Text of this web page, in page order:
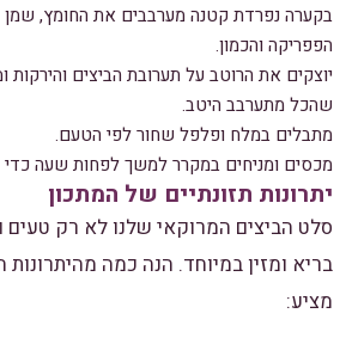
בקערה נפרדת קטנה מערבבים את החומץ, שמן
הפפריקה והכמון.
יוצקים את הרוטב על תערובת הביצים והירקות
שהכל מתערבב היטב.
מתבלים במלח ופלפל שחור לפי הטעם.
מכסים ומניחים במקרר למשך לפחות שעה
יתרונות תזונתיים של המתכון
סלט הביצים המרוקאי שלנו לא רק
בריא ומזין במיוחד. הנה כמה מהיתרונות
מציע: